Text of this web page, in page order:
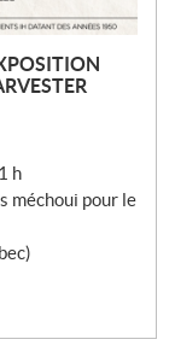
h
méchoui pour le